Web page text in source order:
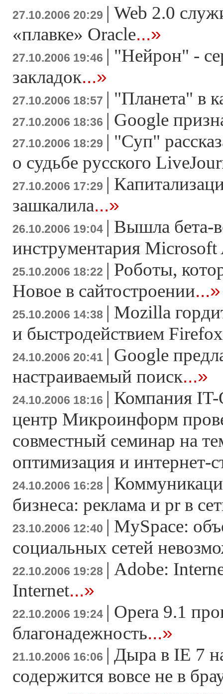
27.10.2006 20:29 | Web 2.0
«плавке» Oracle...»
27.10.2006 19:46 | "Нейрон" -
закладок...»
27.10.2006 18:57 | "Планета" в
27.10.2006 18:36 | Google
27.10.2006 18:29 | "Суп"
о судьбе русского
27.10.2006 17:29 |
зашкалила...»
26.10.2006 19:04 | Вышла бета-
инструментария Microsoft
25.10.2006 18:22 | Роботы,
Новое в сайтостроении...»
25.10.2006 14:38 | Mozilla
и быстродействием
24.10.2006 20:41 | Google
настраиваемый поиск...»
24.10.2006 18:16 | Компания
центр Микроинформ
совместный семинар на
оптимизация и интернет-
24.10.2006 16:28 |
бизнеса: реклама и pr в
23.10.2006 12:40 | MySpace:
социальных сетей
22.10.2006 19:28 | Adobe:
Internet...»
22.10.2006 19:24 | Opera 9.1
благонадежность...»
21.10.2006 16:06 | Дыра в IE 7
содержится вовсе не в